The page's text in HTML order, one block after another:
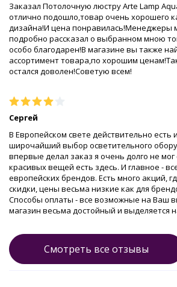
Заказал Потолочную люстру Arte Lamp
отлично подошло,товар очень хорошего
дизайна!И цена понравилась!Менеджеры
подробно рассказал о выбранном мною
особо благодарен!В магазине вы также
ассортимент товара,по хорошим
остался доволен!Советую всем!
Сергей
В Европейском свете действительно есть
широчайший выбор осветительного
впервые делал заказ я очень долго не мог
красивых вещей есть здесь. И главное -
европейских брендов. Есть много акций,
скидки, цены весьма низкие как для
Способы оплаты - все возможные на Ваш
магазин весьма достойный и выделяется
Смотреть все отзывы